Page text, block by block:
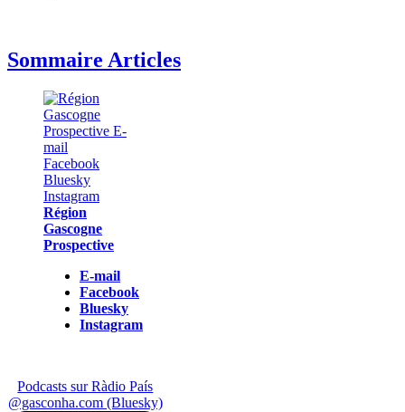
Sommaire Articles
Région
Gascogne
Prospective
E-mail
Facebook
Bluesky
Instagram
Podcasts sur Ràdio País
@gasconha.com (Bluesky)